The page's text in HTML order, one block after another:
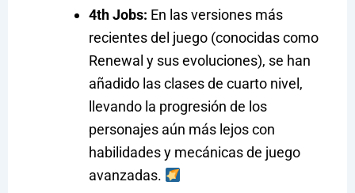
4th Jobs: En las versiones más
recientes del juego (conocidas como
Renewal y sus evoluciones), se han
añadido las clases de cuarto nivel,
llevando la progresión de los
personajes aún más lejos con
habilidades y mecánicas de juego
avanzadas.